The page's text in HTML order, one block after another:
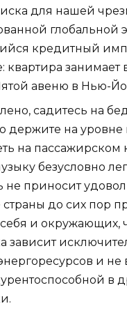
для нашей
глобальной
кредитный
занимает
авеню в Нью-
садитесь на
держите на уровне
на пассажирском
безусловно
не приносит
до сих пор
и окружающих,
зависит
и не
в